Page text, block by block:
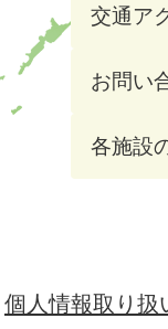
交通ア
お問い
各施設
個人情報取り扱